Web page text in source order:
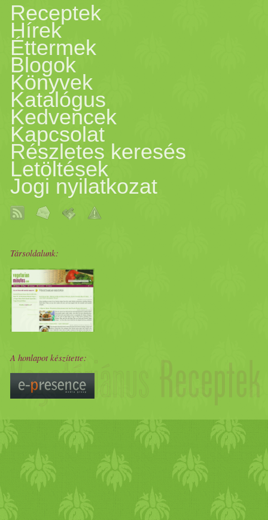
Receptek
Hírek
Éttermek
Blogok
Könyvek
Katalógus
Kedvencek
Kapcsolat
Részletes keresés
Letöltések
Jogi nyilatkozat
Társoldalunk:
A honlapot készítette: